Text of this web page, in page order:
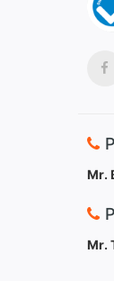
Mr.
Mr.